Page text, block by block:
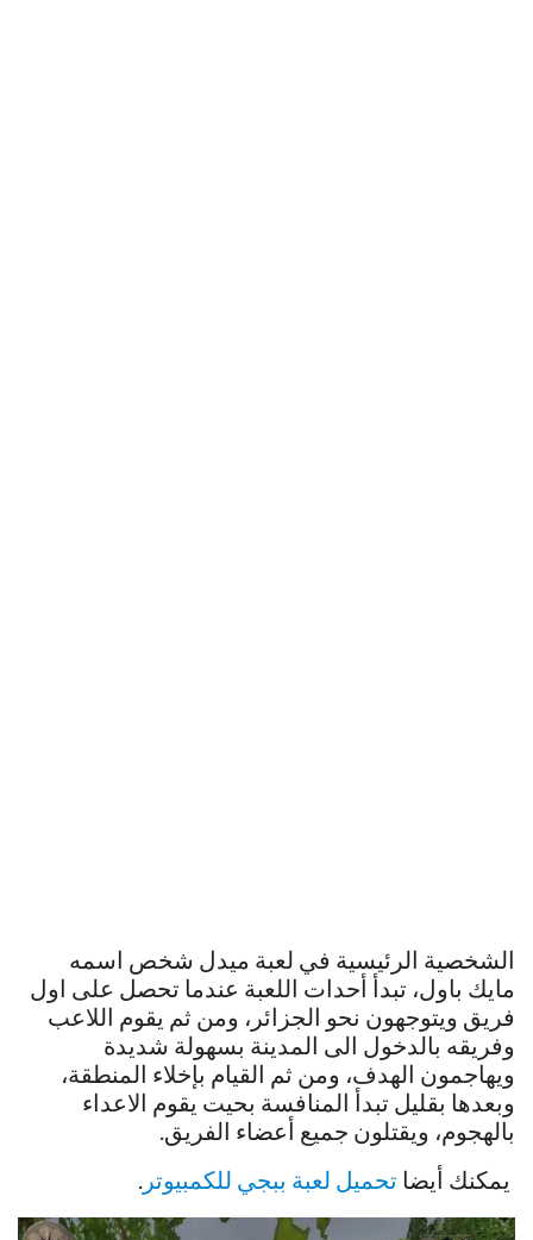
الشخصية الرئيسية في لعبة ميدل شخص اسمه
مايك باول، تبدأ أحدات اللعبة عندما تحصل على اول
فريق ويتوجهون نحو الجزائر، ومن ثم يقوم اللاعب
وفريقه بالدخول الى المدينة بسهولة شديدة
ويهاجمون الهدف، ومن ثم القيام بإخلاء المنطقة،
وبعدها بقليل تبدأ المنافسة بحيت يقوم الاعداء
بالهجوم، ويقتلون جميع أعضاء الفريق.
يمكنك أيضا تحميل لعبة ببجي للكمبيوتر .